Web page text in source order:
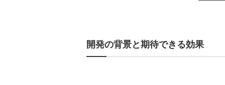
開発の背景と期待できる効果